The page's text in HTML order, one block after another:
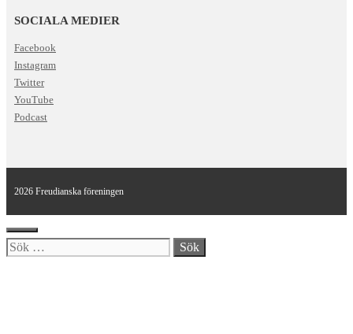
SOCIALA MEDIER
Facebook
Instagram
Twitter
YouTube
Podcast
2026 Freudianska föreningen
Stäng
Sök